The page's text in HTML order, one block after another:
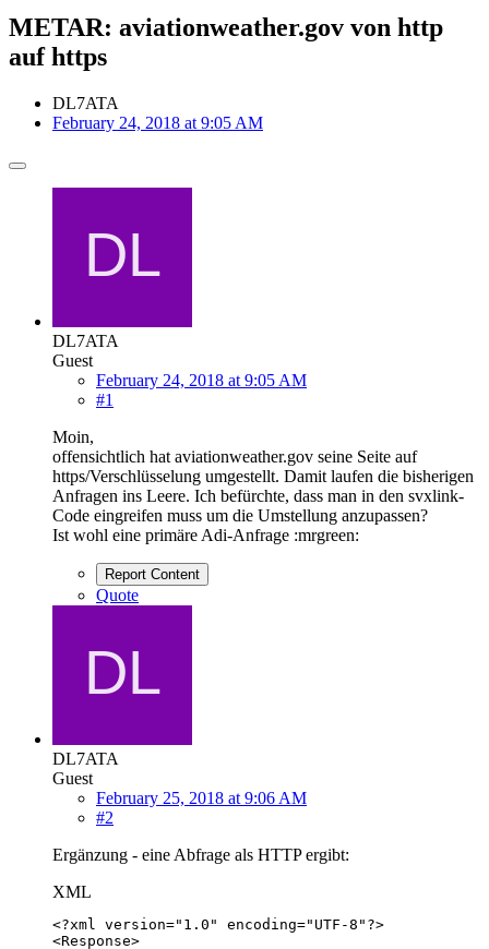
METAR: aviationweather.gov von http
auf https
DL7ATA
February 24, 2018 at 9:05 AM
DL7ATA
Guest
February 24, 2018 at 9:05 AM
#1
Moin,
offensichtlich hat aviationweather.gov seine Seite auf
https/Verschlüsselung umgestellt. Damit laufen die bisherigen
Anfragen ins Leere. Ich befürchte, dass man in den svxlink-
Code eingreifen muss um die Umstellung anzupassen?
Ist wohl eine primäre Adi-Anfrage :mrgreen:
Report Content
Quote
DL7ATA
Guest
February 25, 2018 at 9:06 AM
#2
Ergänzung - eine Abfrage als HTTP ergibt:
XML